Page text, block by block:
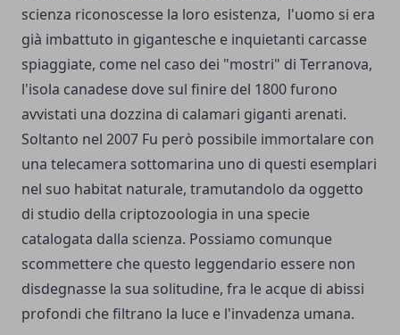
scienza riconoscesse la loro esistenza, l'uomo si era
già imbattuto in gigantesche e inquietanti carcasse
spiaggiate, come nel caso dei "mostri" di Terranova,
l'isola canadese dove sul finire del 1800 furono
avvistati una dozzina di calamari giganti arenati.
Soltanto nel 2007 Fu però possibile immortalare con
una telecamera sottomarina uno di questi esemplari
nel suo habitat naturale, tramutandolo da oggetto
di studio della criptozoologia in una specie
catalogata dalla scienza. Possiamo comunque
scommettere che questo leggendario essere non
disdegnasse la sua solitudine, fra le acque di abissi
profondi che filtrano la luce e l'invadenza umana.